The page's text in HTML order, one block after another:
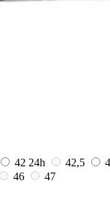
42 24h 42,5
46
47